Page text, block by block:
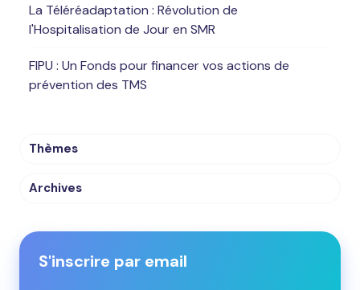
La Téléréadaptation : Révolution de
l'Hospitalisation de Jour en SMR
FIPU : Un Fonds pour financer vos actions de
prévention des TMS
Thèmes
Archives
S'inscrire par email